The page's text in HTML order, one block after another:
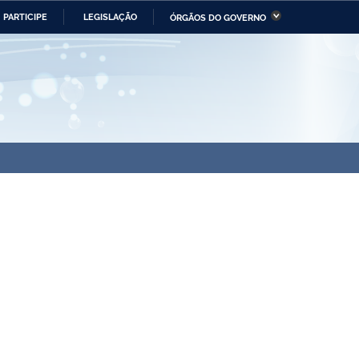
PARTICIPE LEGISLAÇÃO ÓRGÃOS DO GOVERNO
da Economia Ministério da Infraestrutura